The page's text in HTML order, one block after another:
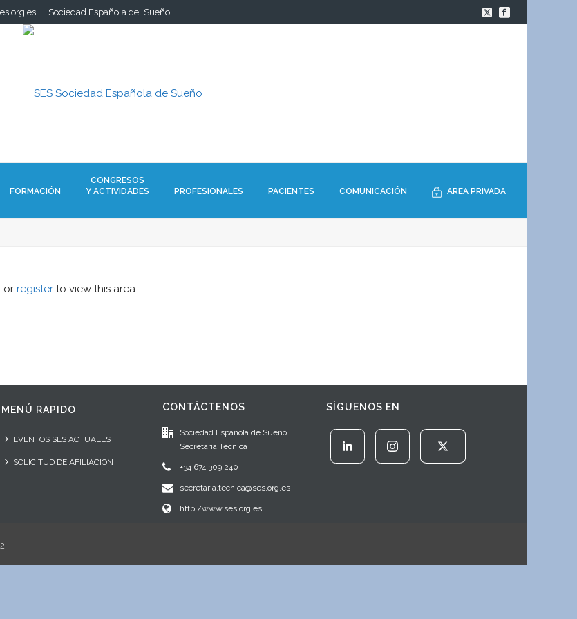
Sociedad Española del Sueño
FORMACIÓN
CONGRESOS
Y ACTIVIDADES
PROFESIONALES PACIENTES COMUNICACIÓN AREA PRIVADA
or register to view this area.
MENÚ RAPIDO
EVENTOS SES ACTUALES
SOLICITUD DE AFILIACION
CONTÁCTENOS
Sociedad Española de Sueño.
Secretaría Técnica
+34 674 309 240
secretaria.tecnica@ses.org.es
http:/www.ses.org.es
SÍGUENOS EN